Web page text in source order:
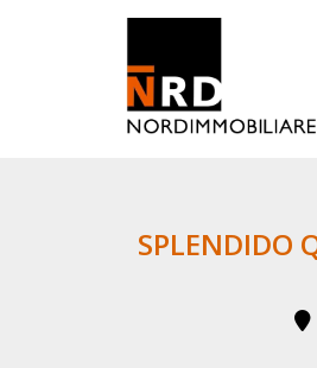
SPLENDIDO